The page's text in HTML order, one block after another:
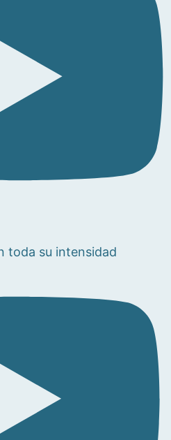
toda su intensidad